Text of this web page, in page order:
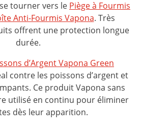
tourner vers le Piège à Fourmis
Anti-Fourmis Vapona. Très
offrent une protection longue
durée.
d’Argent Vapona Green
contre les poissons d’argent et
Ce produit Vapona sans
utilisé en continu pour éliminer
dès leur apparition.